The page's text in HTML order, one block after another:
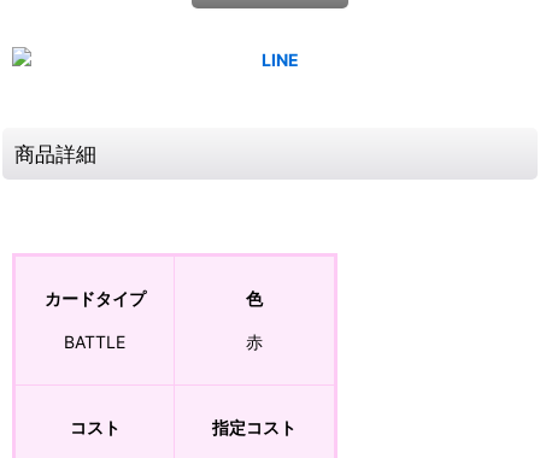
商品詳細
カードタイプ
BATTLE
色
赤
コスト 指定コスト